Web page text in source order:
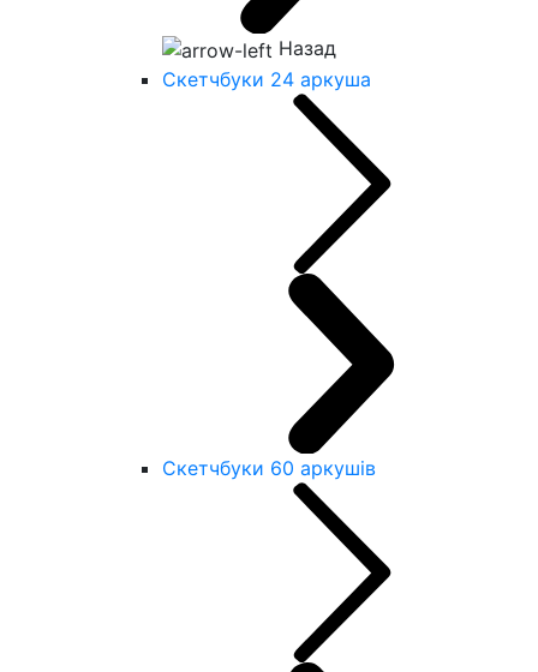
Назад
Скетчбуки 24 аркуша
Скетчбуки 60 аркушів